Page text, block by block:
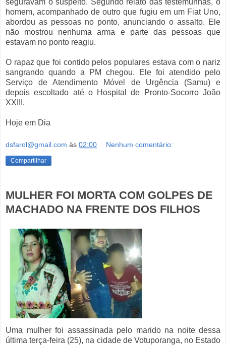
seguravam o suspeito. Segundo relato das testemunhas, o
homem, acompanhado de outro que fugiu em um Fiat Uno,
abordou as pessoas no ponto, anunciando o assalto. Ele
não mostrou nenhuma arma e parte das pessoas que
estavam no ponto reagiu.
O rapaz que foi contido pelos populares estava com o nariz
sangrando quando a PM chegou. Ele foi atendido pelo
Serviço de Atendimento Móvel de Urgência (Samu) e
depois escoltado até o Hospital de Pronto-Socorro João
XXIII.
Hoje em Dia
dsfarol@gmail.com às 02:00 Nenhum comentário:
Compartilhar
MULHER FOI MORTA COM GOLPES DE
MACHADO NA FRENTE DOS FILHOS
Uma mulher foi assassinada pelo marido na noite dessa
última terça-feira (25), na cidade de Votuporanga, no Estado